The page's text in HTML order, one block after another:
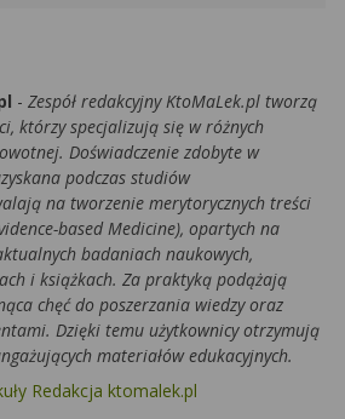
- Zespół redakcyjny KtoMaLek.pl tworzą
którzy specjalizują się w różnych
Doświadczenie zdobyte w
podczas studiów
na tworzenie merytorycznych treści
based Medicine), opartych na
badaniach naukowych,
i książkach. Za praktyką podążają
chęć do poszerzania wiedzy oraz
Dzięki temu użytkownicy otrzymują
materiałów edukacyjnych.
Redakcja ktomalek.pl